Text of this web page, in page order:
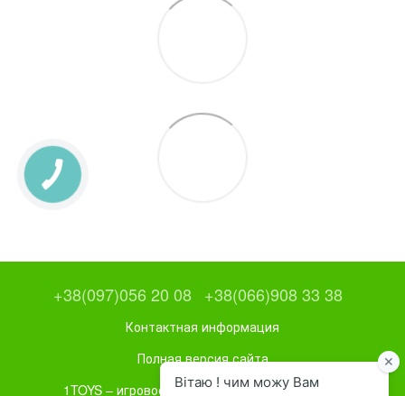
+38(097)056 20 08 +38(066)908 33 38
Контактная информация
Полная версия сайта
1TOYS – игровое и спортивное оборудование